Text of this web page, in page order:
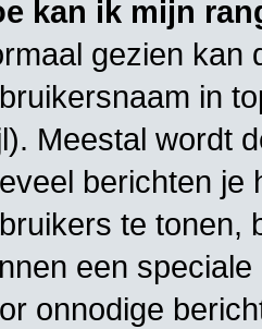
kan ik mijn
gezien kan
in
Meestal wordt
berichten je
te tonen,
een
onnodige